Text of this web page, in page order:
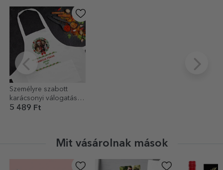
Személyre szabott
karácsonyi válogatás –
A család főz
5 489 Ft
Mit vásárolnak mások